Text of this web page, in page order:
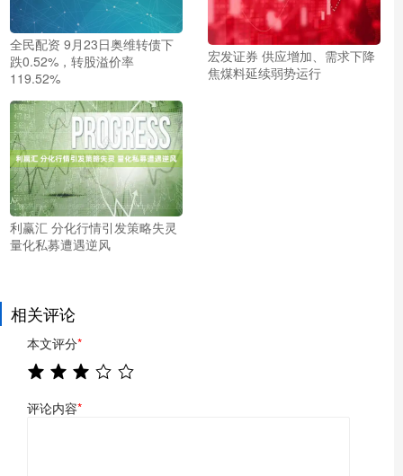
全民配资 9月23日奥维转债下
跌0.52%，转股溢价率
119.52%
宏发证券 供应增加、需求下降
焦煤料延续弱势运行
利赢汇 分化行情引发策略失灵
量化私募遭遇逆风
相关评论
本文评分*
评论内容*